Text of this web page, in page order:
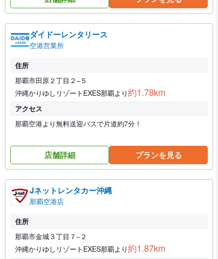
ダイドーレンタリース
空港営業所
住所
那覇市田原２丁目２−５
沖縄かりゆしリゾートEXES那覇より約1.78km
アクセス
那覇空港より無料送迎バスで片道約7分！
店舗詳細 プランを見る
Jネットレンタカー沖縄
那覇空港店
住所
那覇市金城３丁目７−２
沖縄かりゆしリゾートEXES那覇より約1.87km